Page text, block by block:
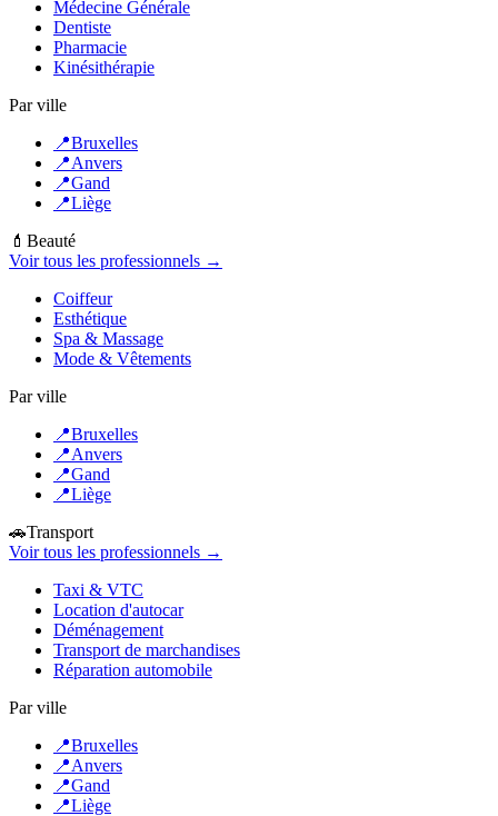
Médecine Générale
Dentiste
Pharmacie
Kinésithérapie
Par ville
📍Bruxelles
📍Anvers
📍Gand
📍Liège
💄 Beauté
Voir tous les professionnels →
Coiffeur
Esthétique
Spa & Massage
Mode & Vêtements
Par ville
📍Bruxelles
📍Anvers
📍Gand
📍Liège
🚗Transport
Voir tous les professionnels →
Taxi & VTC
Location d'autocar
Déménagement
Transport de marchandises
Réparation automobile
Par ville
📍Bruxelles
📍Anvers
📍Gand
📍Liège